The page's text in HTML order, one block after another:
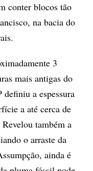
conter blocos tão
na bacia do
3
mais antigas do
a espessura
a até cerca de
também a
o arraste da
ainda é